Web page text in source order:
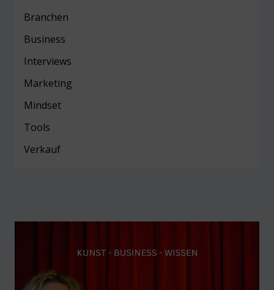
Branchen
Business
Interviews
Marketing
Mindset
Tools
Verkauf